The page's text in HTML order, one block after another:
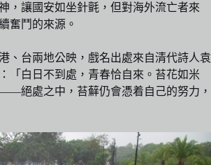
，讓國安如坐針氈，但對海外流亡者來
奮鬥的來源。
、台兩地公映，戲名出處來自清代詩人袁
「白日不到處，青春恰自來。苔花如米
絕處之中，苔蘚仍會憑着自己的努力，